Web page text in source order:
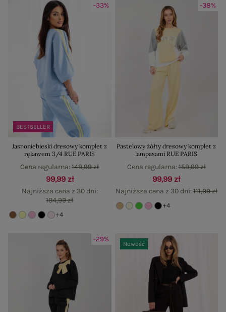
BESTSELLER
-33%
Jasnoniebieski dresowy komplet z
rękawem 3/4 RUE PARIS
99,99 zł
Najniższa cena z 30 dni:
104,99 zł
Cena regularna:149,99 zł
+4
-38%
Pastelowy żółty dresowy komplet z
lampasami RUE PARIS
99,99 zł
Najniższa cena z 30 dni:111,99 zł
Cena regularna:159,99 zł
+4
-29%
Nowość